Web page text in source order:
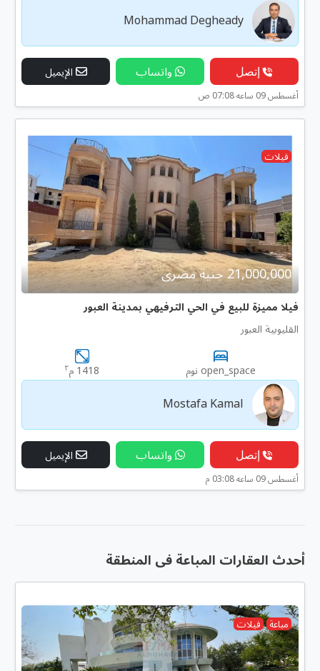
Mohammad Degheady
إتصل واتساب الإيميل
أغسطس 09 ساعه 07:08 ص
فيلات
21,000,000 جنية مصرى
فيلا مميزة للبيع في الحي الترفيهي بمدينة العبور
القليوبية العبور
open_space نوم 1418 م ٢
Mostafa Kamal
إتصل واتساب الإيميل
أغسطس 09 ساعه 03:08 م
أحدث العقارات المباعة فى المنطقة
مباعة فيلات